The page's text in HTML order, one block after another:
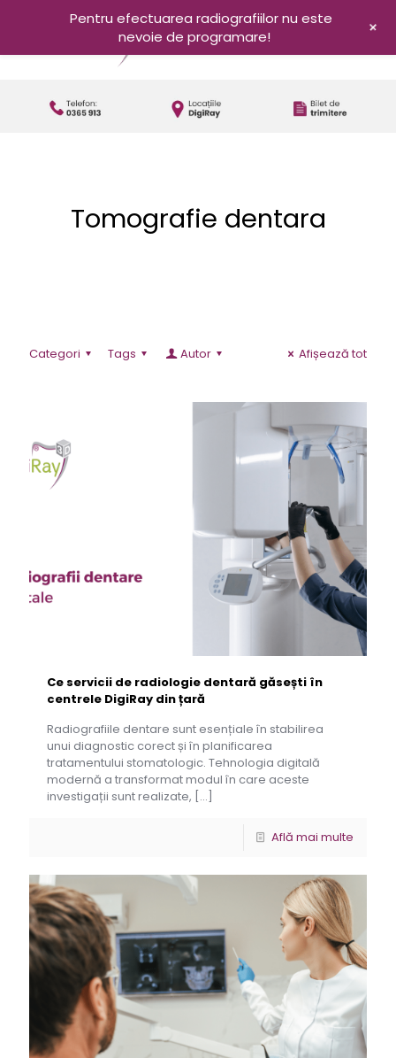
Tomografie dentara
Categori Tags Autor Afișează tot
Ce servicii de radiologie dentară găsești în
centrele DigiRay din țară
Radiografiile dentare sunt esențiale în stabilirea
unui diagnostic corect și în planificarea
tratamentului stomatologic. Tehnologia digitală
modernă a transformat modul în care aceste
investigații sunt realizate, […]
Află mai multe
Pentru efectuarea radiografiilor nu este
nevoie de programare!
+